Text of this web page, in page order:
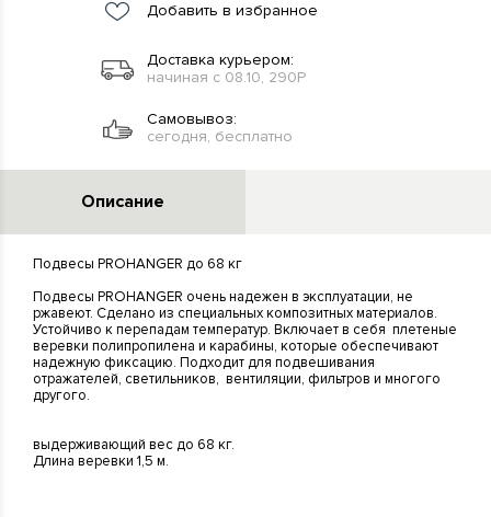
Добавить в избранное
Доставка курьером:
начиная с 08.10, 290Р
Самовывоз:
сегодня, бесплатно
Описание
Подвесы PROHANGER до 68 кг
Подвесы PROHANGER очень надежен в эксплуатации, не
ржавеют. Сделано из специальных композитных материалов.
Устойчиво к перепадам температур. Включает в себя плетеные
веревки полипропилена и карабины, которые обеспечивают
надежную фиксацию. Подходит для подвешивания
отражателей, светильников, вентиляции, фильтров и многого
другого.
выдерживающий вес до 68 кг.
Длина веревки 1,5 м.